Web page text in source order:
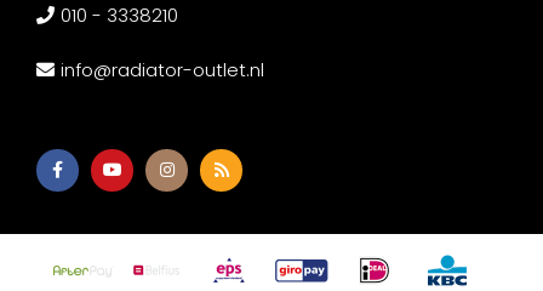
010 - 3338210
info@radiator-outlet.nl